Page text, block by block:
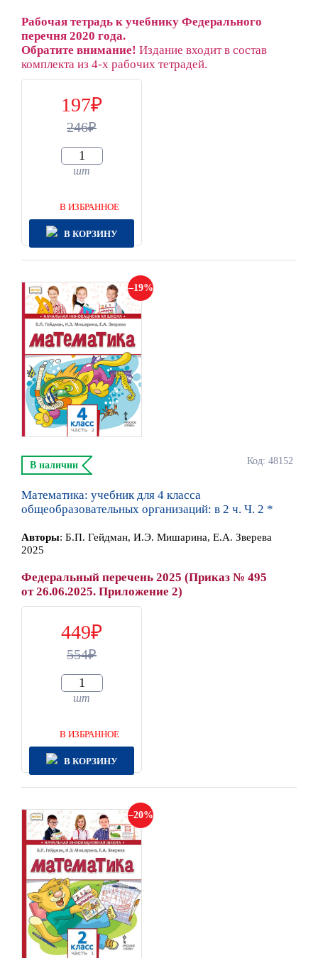
Рабочая тетрадь к учебнику Федерального
перечня 2020 года.
Обратите внимание! Издание входит в состав
комплекта из 4-х рабочих тетрадей.
197
246
шт
В ИЗБРАННОЕ
В КОРЗИНУ
19
Код: 48152
В наличии
Математика: учебник для 4 класса
общеобразовательных организаций: в 2 ч. Ч. 2 *
Авторы: Б.П. Гейдман, И.Э. Мишарина, Е.А. Зверева
2025
Федеральный перечень 2025 (Приказ № 495
от 26.06.2025. Приложение 2)
449
554
шт
В ИЗБРАННОЕ
В КОРЗИНУ
20